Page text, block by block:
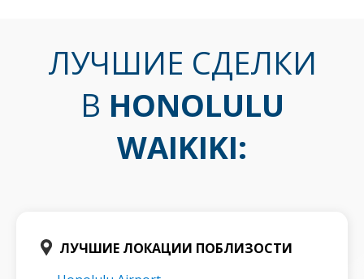
ЛУЧШИЕ СДЕЛКИ
В HONOLULU
WAIKIKI:
ЛУЧШИЕ ЛОКАЦИИ ПОБЛИЗОСТИ